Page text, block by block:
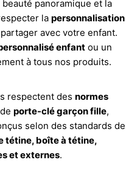
beauté panoramique et la
la personnalisation
avec votre enfant.
enfant ou un
à tous nos produits.
respectent des normes
porte-clé garçon fille,
selon des standards de
tétine, boîte à tétine,
et externes.